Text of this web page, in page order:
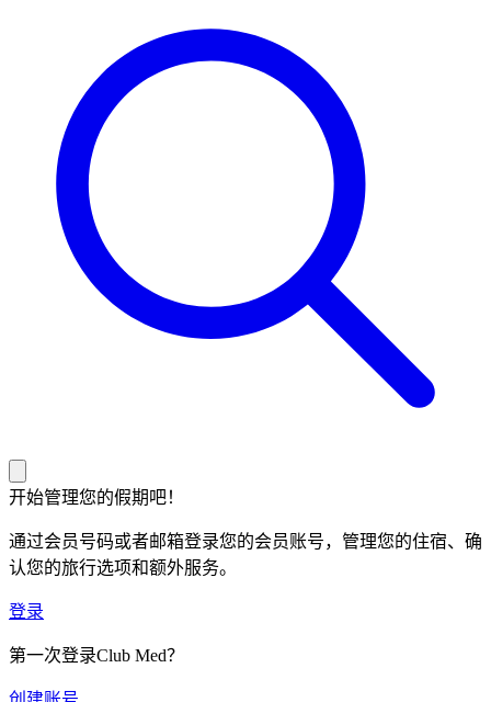
开始管理您的假期吧！
通过会员号码或者邮箱登录您的会员账号，管理您的住宿、确
认您的旅行选项和额外服务。
登录
第一次登录Club Med？